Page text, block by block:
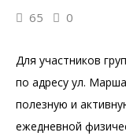
65 0
Для участников
по адресу ул.
полезную и
ежедневной